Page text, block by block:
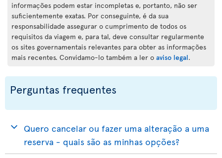
informações podem estar incompletas e, portanto, não ser
suficientemente exatas. Por conseguinte, é da sua
responsabilidade assegurar o cumprimento de todos os
requisitos da viagem e, para tal, deve consultar regularmente
os sites governamentais relevantes para obter as informações
mais recentes. Convidamo-lo também a ler o aviso legal.
Perguntas frequentes
Quero cancelar ou fazer uma alteração a uma
reserva - quais são as minhas opções?